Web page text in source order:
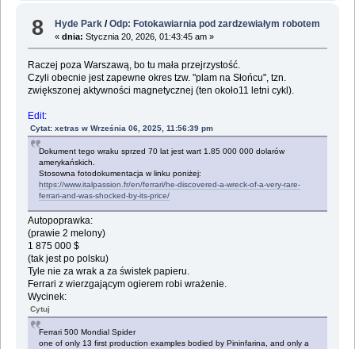
8 Hyde Park /Odp: Fotokawiarnia pod zardzewiałym robotem
«dnia: Stycznia 20, 2026, 01:43:45 am »
Raczej poza Warszawą, bo tu mała przejrzystość.
Czyli obecnie jest zapewne okres tzw. "plam na Słońcu", tzn.
zwiększonej aktywności magnetycznej (ten około11 letni cykl).
Edit:
Cytat: xetras w Września 06, 2025, 11:56:39 pm
Dokument tego wraku sprzed 70 lat jest wart 1.85 000 000 dolarów
amerykańskich.
Stosowna fotodokumentacja w linku poniżej:
https://www.italpassion.fr/en/ferrari/he-discovered-a-wreck-of-a-very-rare-
ferrari-and-was-shocked-by-its-price/
Autopoprawka:
(prawie 2 melony)
1 875 000 $
(tak jest po polsku)
Tyle nie za wrak a za świstek papieru.
Ferrari z wierzgającym ogierem robi wrażenie.
Wycinek:
Cytuj
Ferrari 500 Mondial Spider
one of only 13 first production examples bodied by Pininfarina, and only a